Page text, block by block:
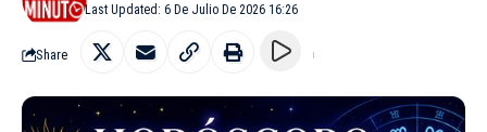
Last Updated: 6 De Julio De 2026 16:26
Share